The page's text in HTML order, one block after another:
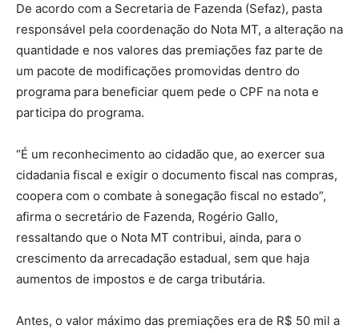
De acordo com a Secretaria de Fazenda (Sefaz), pasta
responsável pela coordenação do Nota MT, a alteração na
quantidade e nos valores das premiações faz parte de
um pacote de modificações promovidas dentro do
programa para beneficiar quem pede o CPF na nota e
participa do programa.
“É um reconhecimento ao cidadão que, ao exercer sua
cidadania fiscal e exigir o documento fiscal nas compras,
coopera com o combate à sonegação fiscal no estado”,
afirma o secretário de Fazenda, Rogério Gallo,
ressaltando que o Nota MT contribui, ainda, para o
crescimento da arrecadação estadual, sem que haja
aumentos de impostos e de carga tributária.
Antes, o valor máximo das premiações era de R$ 50 mil a